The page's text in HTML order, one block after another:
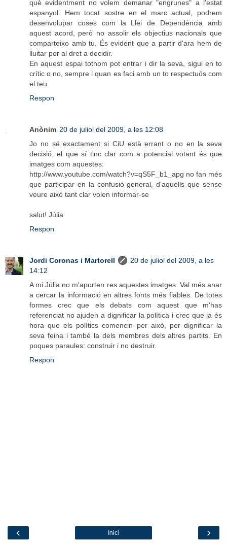
què evidentment no volem demanar "engrunes" a l'estat
espanyol. Hem tocat sostre en el marc actual, podrem
desenvolupar coses com la Llei de Dependència amb
aquest acord, però no assolir els objectius nacionals que
comparteixo amb tu. És evident que a partir d'ara hem de
lluitar per al dret a decidir.
En aquest espai tothom pot entrar i dir la seva, sigui en to
crític o no, sempre i quan es faci amb un to respectuós com
el teu.
Respon
Anònim 20 de juliol del 2009, a les 12:08
Jo no sé exactament si CiU està errant o no en la seva
decisió, el que sí tinc clar com a potencial votant és que
imatges com aquestes:
http://www.youtube.com/watch?v=qS5F_b1_apg no fan més
que participar en la confusió general, d'aquells que sense
veure això tant clar volen informar-se
salut! Júlia
Respon
Jordi Coronas i Martorell
20 de juliol del 2009, a les
14:12
A mi Júlia no m'aporten res aquestes imatges. Val més anar
a cercar la informació en altres fonts més fiables. De totes
formes crec que els debats com aquest que m'has
referenciat no ajuden a dignificar la política i crec que ja és
hora que els polítics comencin per això, per dignificar la
seva feina i també la dels membres dels altres partits. En
poques paraules: construir i no destruir.
Respon
‹ ›
Inici